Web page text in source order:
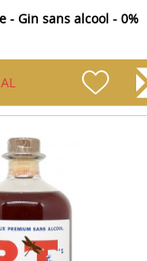
- Gin sans alcool - 0%